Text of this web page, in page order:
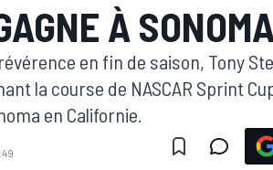
À SONOMA
en fin de saison, Tony
la course de NASCAR Sprint
en Californie.